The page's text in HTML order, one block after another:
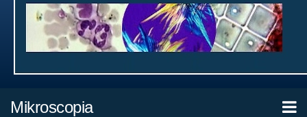
Mikroscopia